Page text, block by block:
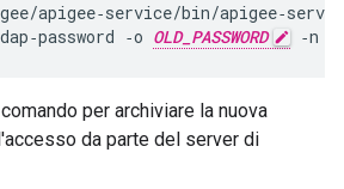
apigee‑service/bin/
‑o
OLD_PASSWORD ‑n
per archiviare la nuova
da parte del server di